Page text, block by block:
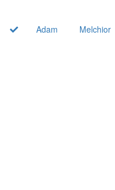
Adam Melchior